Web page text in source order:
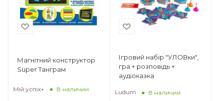
Магнітний конструктор
Super Танграм
Мій успіх+ В наличии
Ігровий набір "УЛОВки",
гра + розповідь +
аудіоказка
Ludum В наличии